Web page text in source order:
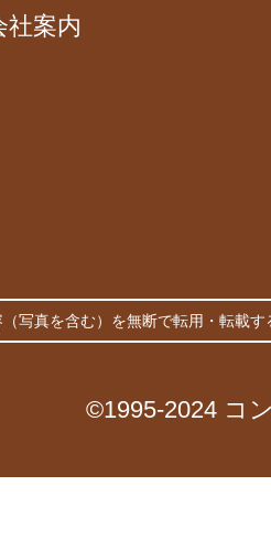
社案内
写真を含む）を無断で転用・転載
©1995-2024 コ